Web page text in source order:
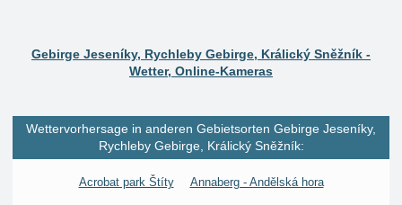
Gebirge Jeseníky, Rychleby Gebirge, Králický Sněžník -
Wetter, Online-Kameras
Wettervorhersage in anderen Gebietsorten Gebirge Jeseníky,
Rychleby Gebirge, Králický Sněžník:
Acrobat park Štíty Annaberg - Andělská hora